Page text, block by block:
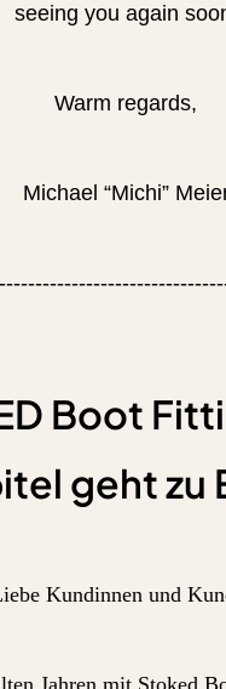
seeing you again
Warm regards,
Michael “Michi”
Boot
geht zu
Kundinnen und
Jahren mit Stoked